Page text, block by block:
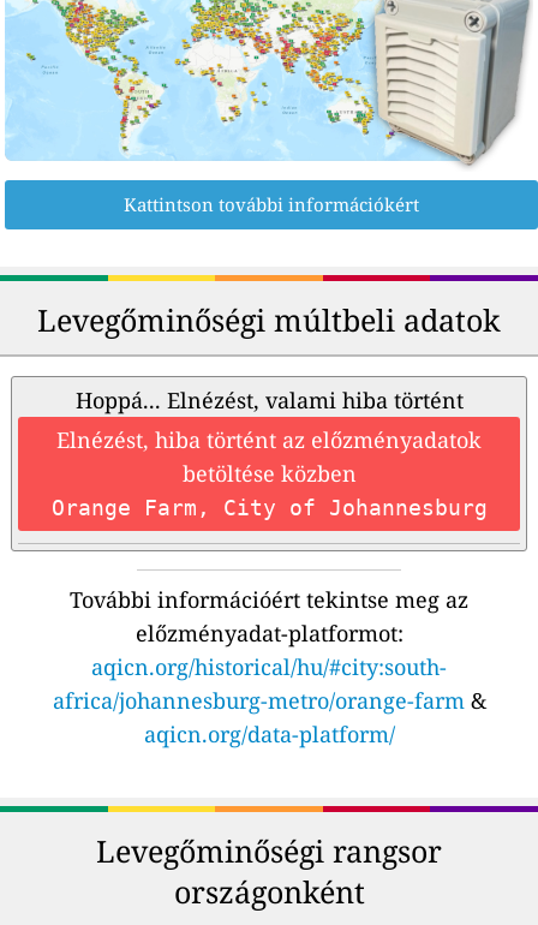
Kattintson további információkért
Levegőminőségi múltbeli adatok
Hoppá... Elnézést, valami hiba történt
Elnézést, hiba történt az előzményadatok
betöltése közben
Orange Farm, City of Johannesburg
További információért tekintse meg az
előzményadat-platformot:
aqicn.org/historical/hu/#city:south-
africa/johannesburg-metro/orange-farm&
aqicn.org/data-platform/
Levegőminőségi rangsor
országonként